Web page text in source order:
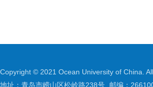
Copyright © 2021 Ocean University of China.
地址：青岛市崂山区松岭路238号
邮编：